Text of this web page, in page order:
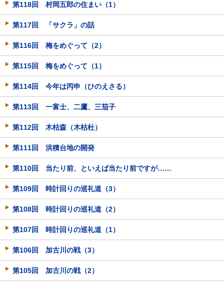
第118回 村岡五郎の住まい（1）
第117回 「サクラ」の話
第116回 梅をめぐって（2）
第115回 梅をめぐって（1）
第114回 今年は丙申（ひのえさる）
第113回 一富士、二鷹、三茄子
第112回 木枯森（木枯杜）
第111回 洪積台地の開発
第110回 当たり前、といえば当たり前ですが……
第109回 時計回りの巡礼道（3）
第108回 時計回りの巡礼道（2）
第107回 時計回りの巡礼道（1）
第106回 加古川の戦（3）
第105回 加古川の戦（2）